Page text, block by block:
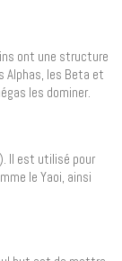
ont une structure
Alphas, les Beta et
les dominer.
Il est utilisé pour
le Yaoi, ainsi